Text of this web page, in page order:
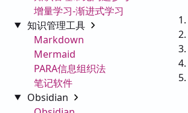
增量学习-渐进式学习
知识管理工具
Markdown
Mermaid
PARA信息组织法
笔记软件
Obsidian